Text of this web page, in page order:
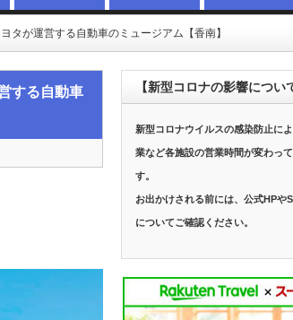
タが運営する自動車のミュージアム【香南】
する自動車
【新型コロナの影響につい
新型コロナウイルスの感染防止に
業など各施設の営業時間が変わっ
す。
お出かけされる前には、公式HPや
についてご確認ください。